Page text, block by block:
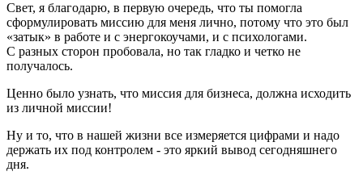
Свет, я благодарю, в первую очередь, что ты помогла
сформулировать миссию для меня лично, потому что это был
«затык» в работе и с энергокоучами, и с психологами.
С разных сторон пробовала, но так гладко и четко не
получалось.
Ценно было узнать, что миссия для бизнеса, должна исходить
из личной миссии!
Ну и то, что в нашей жизни все измеряется цифрами и надо
держать их под контролем - это яркий вывод сегодняшнего
дня.